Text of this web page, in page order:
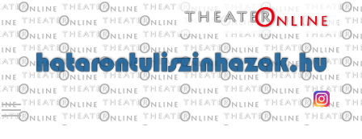
Toggle main menu visibility